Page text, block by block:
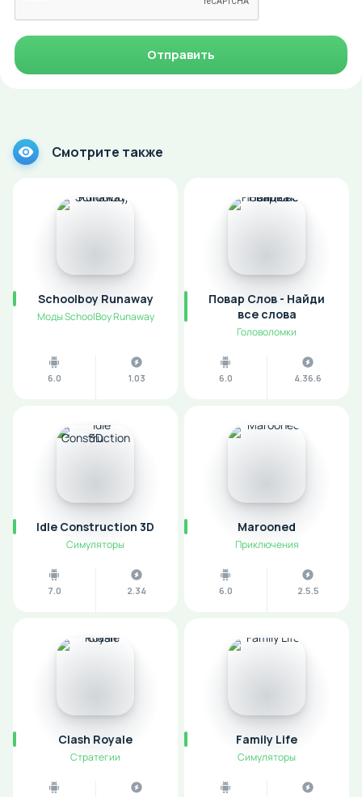
Отправить
Смотрите также
Schoolboy Runaway
Моды SchoolBoy Runaway
6.0 1.03
Повар Слов - Найди
все слова
Головоломки
6.0 4.36.6
Idle Construction 3D
Симуляторы
7.0 2.34
Marooned
Приключения
6.0 2.5.5
Clash Royale
Стратегии
Family Life
Симуляторы